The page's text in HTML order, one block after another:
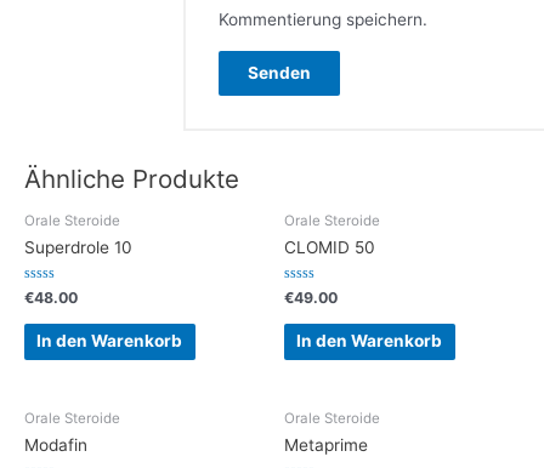
Kommentierung speichern.
Ähnliche Produkte
Orale Steroide
Superdrole 10
Bewertet
mit
0
von
€48.00
In den Warenkorb
Orale Steroide
CLOMID 50
Bewertet
mit
0
von
€49.00
In den Warenkorb
Orale Steroide
Modafin
Orale Steroide
Metaprime